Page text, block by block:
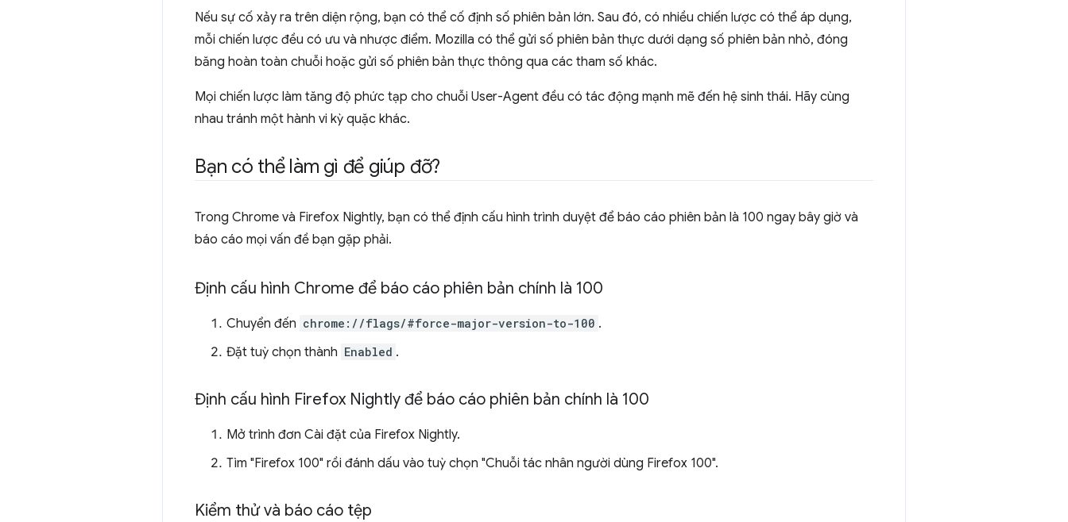
Nếu sự cố xảy ra trên diện rộng, bạn có thể cố định số phiên bản lớn. Sau đó, có nhiều chiến lược có thể áp dụng,
mỗi chiến lược đều có ưu và nhược điểm. Mozilla có thể gửi số phiên bản thực dưới dạng số phiên bản nhỏ, đóng
băng hoàn toàn chuỗi hoặc gửi số phiên bản thực thông qua các tham số khác.
Mọi chiến lược làm tăng độ phức tạp cho chuỗi User-Agent đều có tác động mạnh mẽ đến hệ sinh thái. Hãy cùng
nhau tránh một hành vi kỳ quặc khác.
Bạn có thể làm gì để giúp đỡ?
Trong Chrome và Firefox Nightly, bạn có thể định cấu hình trình duyệt để báo cáo phiên bản là 100 ngay bây giờ và
báo cáo mọi vấn đề bạn gặp phải.
Định cấu hình Chrome để báo cáo phiên bản chính là 100
Chuyển đến chrome://flags/#force-major-version-to-100 .
Đặt tuỳ chọn thành Enabled .
Định cấu hình Firefox Nightly để báo cáo phiên bản chính là 100
Mở trình đơn Cài đặt của Firefox Nightly.
Tìm "Firefox 100" rồi đánh dấu vào tuỳ chọn "Chuỗi tác nhân người dùng Firefox 100".
Kiểm thử và báo cáo tệp